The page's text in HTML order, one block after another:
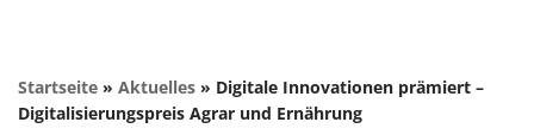
Startseite » Aktuelles » Digitale Innovationen prämiert –
Digitalisierungspreis Agrar und Ernährung